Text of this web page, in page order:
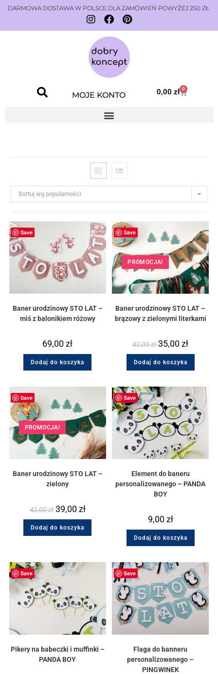
DARMOWA DOSTAWA W POLSCE DLA ZAMÓWIEŃ POWYŻEJ 250 ZŁ
MOJE KONTO 0,00zł 0
Sortuj wg popularności
Save
Baner urodzinowy STO LAT –
miś z balonikiem różowy
69,00zł
Dodaj do koszyka
Save
PROMOCJA!
Baner urodzinowy STO LAT –
brązowy z zielonymi literkami
42,00zł 35,00zł
Dodaj do koszyka
Save
PROMOCJA!
Baner urodzinowy STO LAT –
zielony
42,00zł 39,00zł
Dodaj do koszyka
Save
Element do baneru
personalizowanego – PANDA
BOY
9,00zł
Dodaj do koszyka
Save
Pikery na babeczki i muffinki –
PANDA BOY
Save
Flaga do banneru
personalizowanego –
PINGWINEK